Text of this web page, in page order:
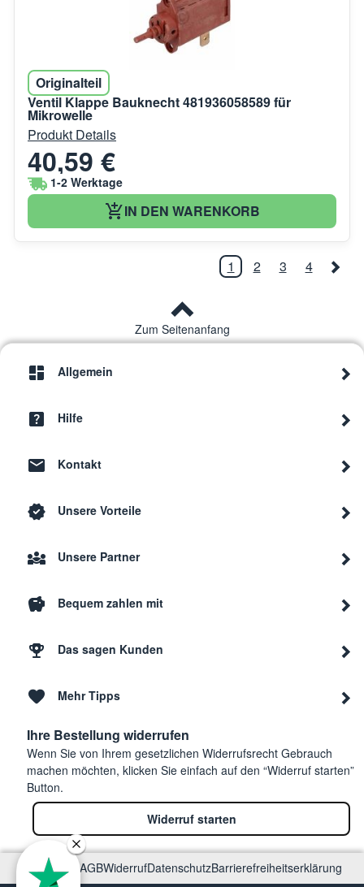
Originalteil
Ventil Klappe Bauknecht 481936058589 für
Mikrowelle
Produkt Details
40,59 €
1-2 Werktage
IN DEN WARENKORB
1 2 3 4
Zum Seitenanfang
Allgemein
Hilfe
Kontakt
Unsere Vorteile
Unsere Partner
Bequem zahlen mit
Das sagen Kunden
Mehr Tipps
Ihre Bestellung widerrufen
Wenn Sie von Ihrem gesetzlichen Widerrufsrecht Gebrauch
machen möchten, klicken Sie einfach auf den “Widerruf starten”
Button.
Widerruf starten
ImpressumAGBWiderrufDatenschutzBarrierefreiheitserklärung